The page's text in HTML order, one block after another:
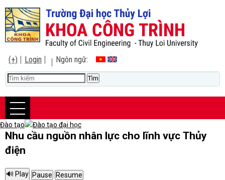
(+) Login Ngôn ngữ:
Đào tạo Đào tạo đại học
Nhu cầu nguồn nhân lực cho lĩnh vực Thủy
điện